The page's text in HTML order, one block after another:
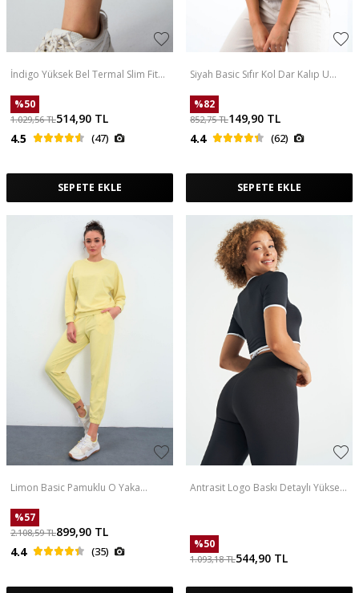
İndigo Yüksek Bel Termal Slim Fit
%50
1.029,56TL514,90 TL
4.5
(47)
SEPETE EKLE
Siyah Basic Sıfır Kol Dar Kalıp U
%82
852,75TL149,90 TL
4.4
(62)
SEPETE EKLE
Limon Basic Pamuklu O Yaka
Eşofman Takım - 95287
%57
2.108,59TL899,90 TL
4.4
(35)
Antrasit Logo Baskı Detaylı Yüksek
%50
1.093,18TL544,90 TL